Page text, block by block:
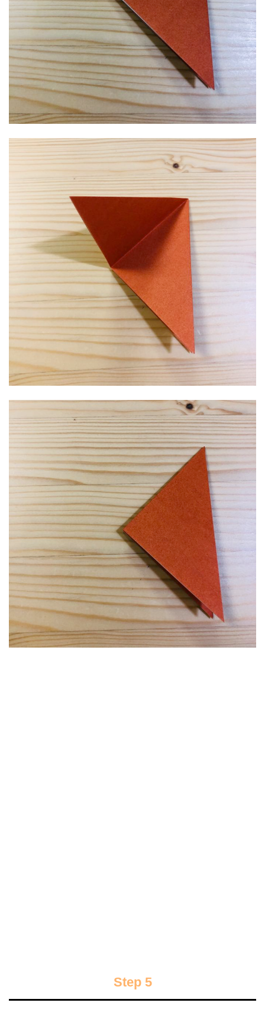
Step 5